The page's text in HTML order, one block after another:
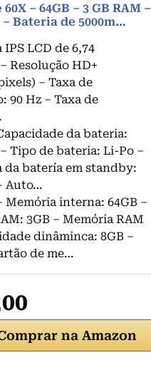
– 64GB – 3 GB RAM –
– Bateria de 5000m…
IPS LCD de 6,74
Resolução HD+
– Taxa de
90 Hz – Taxa de
da bateria:
Tipo de bateria: Li-Po –
da batería em standby:
Auto…
Memória interna: 64GB –
3GB – Memória RAM
dinâminca: 8GB –
de me…
na Amazon